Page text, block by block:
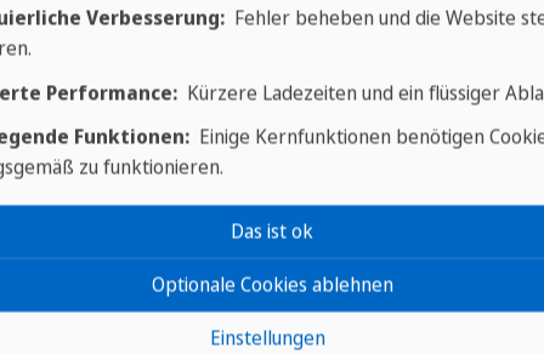
Schritt zu Ihrem unvergesslichen Abenteuer!
Ihr Reiseexperte
- Kultur, Natur,
Verbesserung:Fehler beheben und die Website
Performance:Kürzere Ladezeiten und ein flüssiger
Funktionen:Einige Kernfunktionen benötigen
zu funktionieren.
Einstellungen
Optionale Cookies ablehnen
Das ist ok